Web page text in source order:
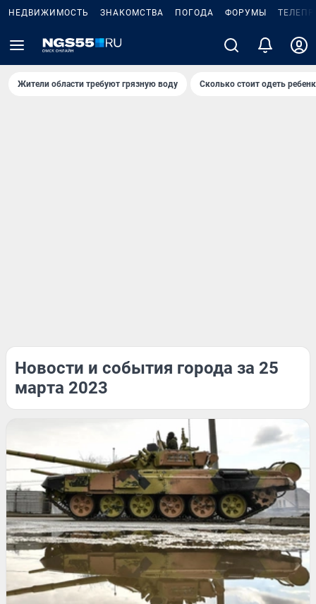
НЕДВИЖИМОСТЬ ЗНАКОМСТВА ПОГОДА ФОРУМЫ
Жители области требуют грязную воду Сколько стоит одеть
Новости и события города за 25
марта 2023